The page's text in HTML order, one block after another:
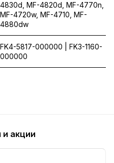
4830d, MF-4820d, MF-4770n,
MF-4720w, MF-4710, MF-
4880dw
FK4-5817-000000 | FK3-1160-
000000
и акции